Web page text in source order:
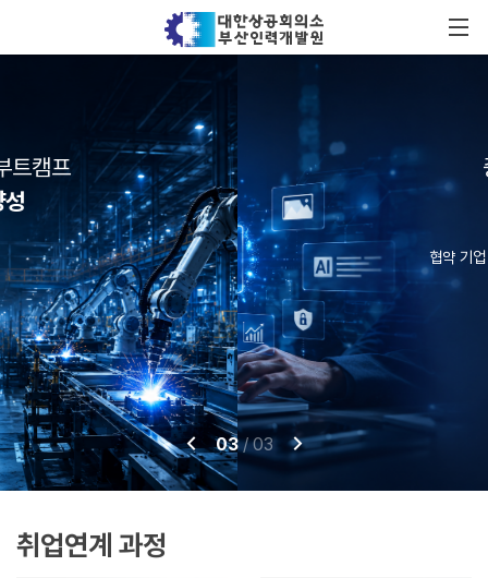
중소기업 재직자들을 위한
생성형 AI 활용 교육
협약 기업 대상 교육비 전액 무료 & 주말반 운영
03/03
취업연계 과정